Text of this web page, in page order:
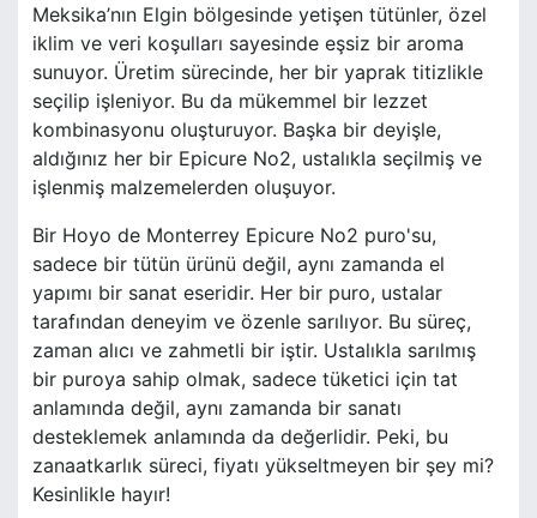
Meksika’nın Elgin bölgesinde yetişen tütünler, özel
iklim ve veri koşulları sayesinde eşsiz bir aroma
sunuyor. Üretim sürecinde, her bir yaprak titizlikle
seçilip işleniyor. Bu da mükemmel bir lezzet
kombinasyonu oluşturuyor. Başka bir deyişle,
aldığınız her bir Epicure No2, ustalıkla seçilmiş ve
işlenmiş malzemelerden oluşuyor.
Bir Hoyo de Monterrey Epicure No2 puro'su,
sadece bir tütün ürünü değil, aynı zamanda el
yapımı bir sanat eseridir. Her bir puro, ustalar
tarafından deneyim ve özenle sarılıyor. Bu süreç,
zaman alıcı ve zahmetli bir iştir. Ustalıkla sarılmış
bir puroya sahip olmak, sadece tüketici için tat
anlamında değil, aynı zamanda bir sanatı
desteklemek anlamında da değerlidir. Peki, bu
zanaatkarlık süreci, fiyatı yükseltmeyen bir şey mi?
Kesinlikle hayır!